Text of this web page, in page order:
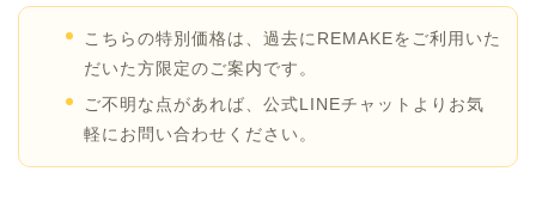
こちらの特別価格は、過去にREMAKEをご利用いた
だいた方限定のご案内です。
ご不明な点があれば、公式LINEチャットよりお気
軽にお問い合わせください。